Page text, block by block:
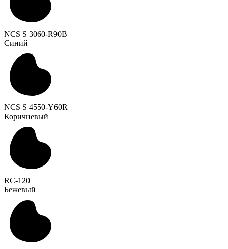
NCS S 3060-R90B
Синий
NCS S 4550-Y60R
Коричневый
RC-120
Бежевый